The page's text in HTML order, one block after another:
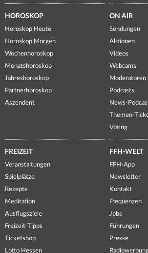
HOROSKOP
Horoskop Heute
Horoskop Morgen
Wochenhoroskop
Monatshoroskop
Jahreshoroskop
Partnerhoroskop
Aszendent
ON AIR
Sendungen
Aktionen
Videos
Webcams
Moderatoren
Podcasts
News-
Themen-
Voting
FREIZEIT
Veranstaltungen
Spielplätze
Rezepte
Meditation
Ausflugsziele
Freizeit-Tipps
Ticketshop
Lotto Hessen
FFH-WELT
FFH-App
Newsletter
Kontakt
Frequenzen
Jobs
Führungen
Presse